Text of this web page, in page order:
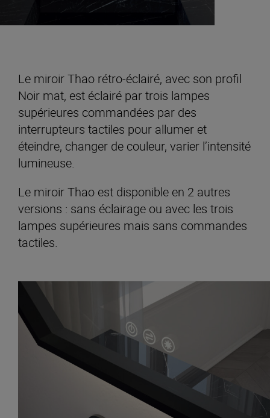
Le miroir Thao rétro-éclairé, avec son profil
Noir mat, est éclairé par trois lampes
supérieures commandées par des
interrupteurs tactiles pour allumer et
éteindre, changer de couleur, varier l’intensité
lumineuse.
Le miroir Thao est disponible en 2 autres
versions : sans éclairage ou avec les trois
lampes supérieures mais sans commandes
tactiles.